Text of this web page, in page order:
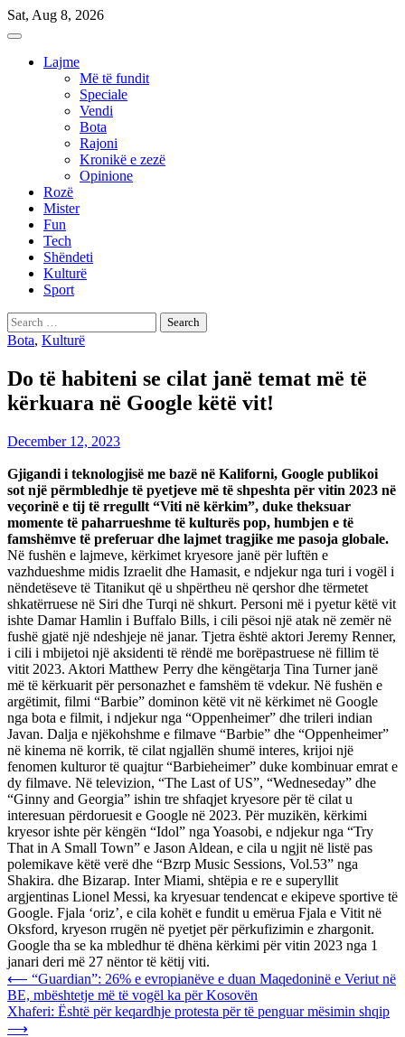
Skip
to
Sat, Aug 8, 2026
Lajme
Më të fundit
Speciale
Vendi
Bota
Rajoni
Kronikë e zezë
Opinione
Rozë
Mister
Fun
Tech
Shëndeti
Kulturë
Sport
Search
for:
Bota, Kulturë
Do të habiteni se cilat janë temat më të
kërkuara në Google këtë vit!
December 12, 2023
Gjigandi i teknologjisë me bazë në Kaliforni, Google publikoi
sot një përmbledhje të pyetjeve më të shpeshta për vitin 2023 në
veçorinë e tij të rregullt “Viti në kërkim”, duke theksuar
momente të paharrueshme të kulturës pop, humbjen e të
famshëmve të preferuar dhe lajmet tragjike me pasoja globale.
Në fushën e lajmeve, kërkimet kryesore janë për luftën e
vazhdueshme midis Izraelit dhe Hamasit, e ndjekur nga turi i vogël i
nëndetëseve të Titanikut që u shpërtheu në qershor dhe tërmetet
shkatërruese në Siri dhe Turqi në shkurt. Personi më i pyetur këtë vit
ishte Damar Hamlin i Buffalo Bills, i cili pësoi një atak në zemër në
fushë gjatë një ndeshjeje në janar. Tjetra është aktori Jeremy Renner,
i cili i mbijetoi një aksidenti të rëndë me borëpastruese në fillim të
vitit 2023. Aktori Matthew Perry dhe këngëtarja Tina Turner janë
më të kërkuarit për personazhet e famshëm të vdekur. Në fushën e
argëtimit, filmi “Barbie” dominon këtë vit në kërkimet në Google
nga bota e filmit, i ndjekur nga “Oppenheimer” dhe trileri indian
Javan. Dalja e njëkohshme e filmave “Barbie” dhe “Oppenheimer”
në kinema në korrik, të cilat ngjallën shumë interes, krijoi një
fenomen kulturor të quajtur “Barbieheimer” duke kombinuar emrat e
dy filmave. Në televizion, “The Last of US”, “Wedneseday” dhe
“Ginny and Georgia” ishin tre shfaqjet kryesore për të cilat u
interesuan përdoruesit e Google në 2023. Për muzikën, kërkimi
kryesor ishte për këngën “Idol” nga Yoasobi, e ndjekur nga “Try
That in A Small Town” e Jason Aldean, e cila u ngjit në listë pas
polemikave këtë verë dhe “Bzrp Music Sessions, Vol.53” nga
Shakira. dhe Bizarap. Inter Miami, shtëpia e re e superyllit
argjentinas Lionel Messi, ka kryesuar tendencat e ekipeve sportive të
Google. Fjala ‘oriz’, e cila kohët e fundit u emërua Fjala e Vitit në
Oksford, kryeson rrugën në pyetjet për përkufizimin e zhargonit.
Google tha se ka mbledhur të dhëna kërkimi për vitin 2023 nga 1
janari deri më 27 nëntor të këtij viti.
Post
navigation
⟵ “Guardian”: 26% e evropianëve e duan Maqedoninë e Veriut në
BE, mbështetje më të vogël ka për Kosovën
Xhaferi: Është për keqardhje protesta për të penguar mësimin shqip
⟶